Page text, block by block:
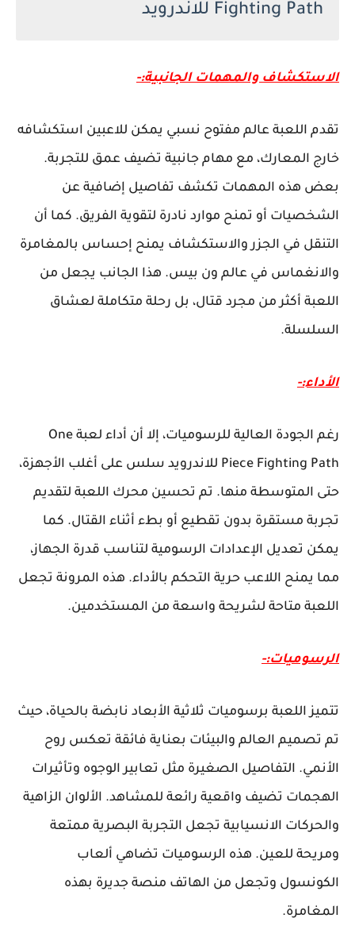
Fighting Path للاندرويد
الاستكشاف والمهمات الجانبية:-
تقدم اللعبة عالم مفتوح نسبي يمكن للاعبين استكشافه
خارج المعارك، مع مهام جانبية تضيف عمق للتجربة.
بعض هذه المهمات تكشف تفاصيل إضافية عن
الشخصيات أو تمنح موارد نادرة لتقوية الفريق. كما أن
التنقل في الجزر والاستكشاف يمنح إحساس بالمغامرة
والانغماس في عالم ون بيس. هذا الجانب يجعل من
اللعبة أكثر من مجرد قتال، بل رحلة متكاملة لعشاق
السلسلة.
الأداء:-
رغم الجودة العالية للرسوميات، إلا أن أداء لعبة One
Piece Fighting Path للاندرويد سلس على أغلب الأجهزة،
حتى المتوسطة منها. تم تحسين محرك اللعبة لتقديم
تجربة مستقرة بدون تقطيع أو بطء أثناء القتال. كما
يمكن تعديل الإعدادات الرسومية لتناسب قدرة الجهاز،
مما يمنح اللاعب حرية التحكم بالأداء. هذه المرونة تجعل
اللعبة متاحة لشريحة واسعة من المستخدمين.
الرسوميات:-
تتميز اللعبة برسوميات ثلاثية الأبعاد نابضة بالحياة، حيث
تم تصميم العالم والبيئات بعناية فائقة تعكس روح
الأنمي. التفاصيل الصغيرة مثل تعابير الوجوه وتأثيرات
الهجمات تضيف واقعية رائعة للمشاهد. الألوان الزاهية
والحركات الانسيابية تجعل التجربة البصرية ممتعة
ومريحة للعين. هذه الرسوميات تضاهي ألعاب
الكونسول وتجعل من الهاتف منصة جديرة بهذه
المغامرة.